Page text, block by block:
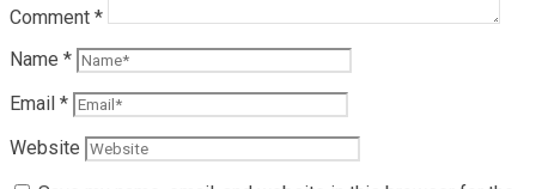
Comment *
Name *
Email *
Website